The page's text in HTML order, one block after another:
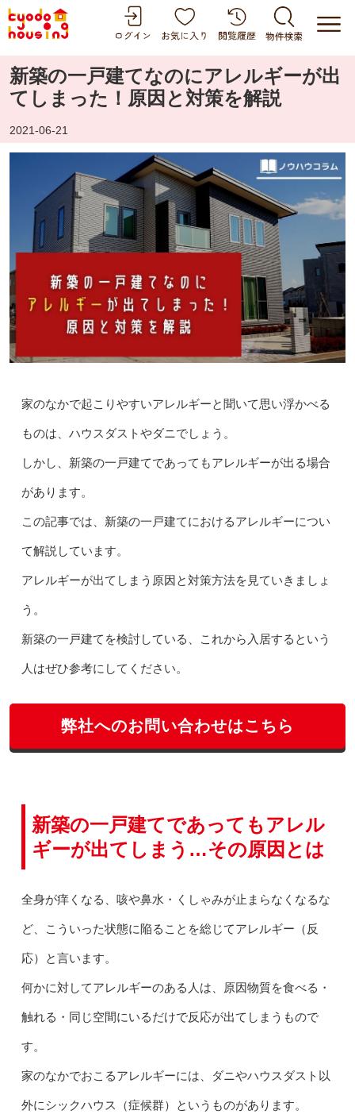
新築の一戸建てなのにアレルギーが出
てしまった！原因と対策を解説
2021-06-21
家のなかで起こりやすいアレルギーと聞いて思い浮かべる
ものは、ハウスダストやダニでしょう。
しかし、新築の一戸建てであってもアレルギーが出る場合
があります。
この記事では、新築の一戸建てにおけるアレルギーについ
て解説しています。
アレルギーが出てしまう原因と対策方法を見ていきましょ
う。
新築の一戸建てを検討している、これから入居するという
人はぜひ参考にしてください。
弊社へのお問い合わせはこちら
新築の一戸建てであってもアレル
ギーが出てしまう…その原因とは
全身が痒くなる、咳や鼻水・くしゃみが止まらなくなるな
ど、こういった状態に陥ることを総じてアレルギー（反
応）と言います。
何かに対してアレルギーのある人は、原因物質を食べる・
触れる・同じ空間にいるだけで反応が出てしまうもので
す。
家のなかでおこるアレルギーには、ダニやハウスダスト以
外にシックハウス（症候群）というものがあります。